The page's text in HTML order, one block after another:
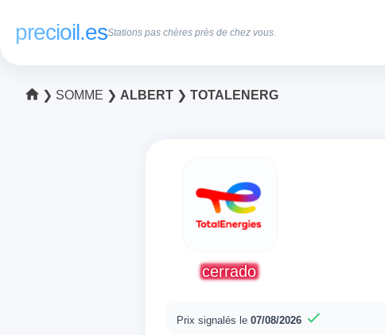
precioil.esStations pas chères près de chez vous.
❯ SOMME ❯ ALBERT ❯ TOTALENERG
cerrado
Prix signalés le07/08/2026